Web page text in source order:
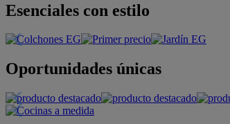
Esenciales con estilo
Oportunidades únicas